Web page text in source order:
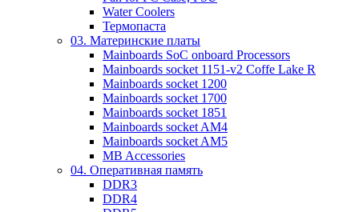
Water Coolers
Термопаста
03. Материнские платы
Mainboards SoC onboard Processors
Mainboards socket 1151-v2 Coffe Lake R
Mainboards socket 1200
Mainboards socket 1700
Mainboards socket 1851
Mainboards socket AM4
Mainboards socket AM5
MB Accessories
04. Оперативная память
DDR3
DDR4